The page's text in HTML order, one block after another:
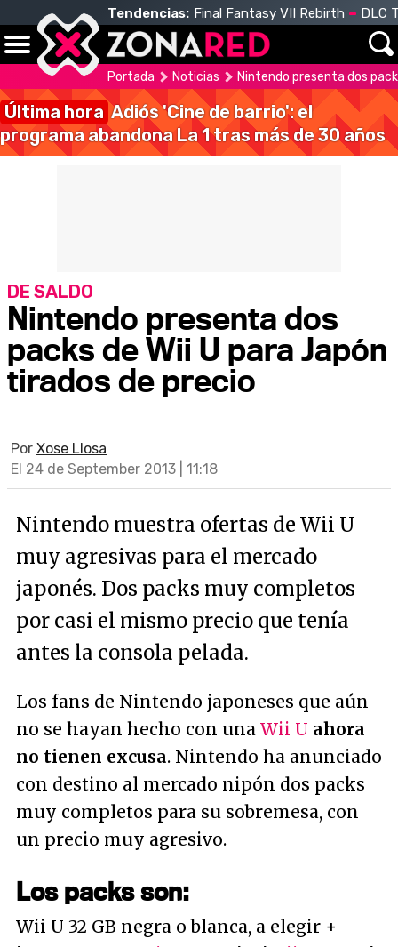
Tendencias: Final Fantasy VII Rebirth DLC
Portada Noticias Nintendo presenta dos
Última hora Adiós 'Cine de barrio': el
programa abandona La 1 tras más de 30 años
Nintendo presenta dos
packs de Wii U para Japón
tirados de precio
DE SALDO
Por Xose Llosa
El 24 de September 2013 | 11:18
Nintendo muestra ofertas de Wii U
muy agresivas para el mercado
japonés. Dos packs muy completos
por casi el mismo precio que tenía
antes la consola pelada.
Los fans de Nintendo japoneses que aún
no se hayan hecho con una Wii U ahora
no tienen excusa. Nintendo ha anunciado
con destino al mercado nipón dos packs
muy completos para su sobremesa, con
un precio muy agresivo.
Los packs son:
Wii U 32 GB negra o blanca, a elegir +